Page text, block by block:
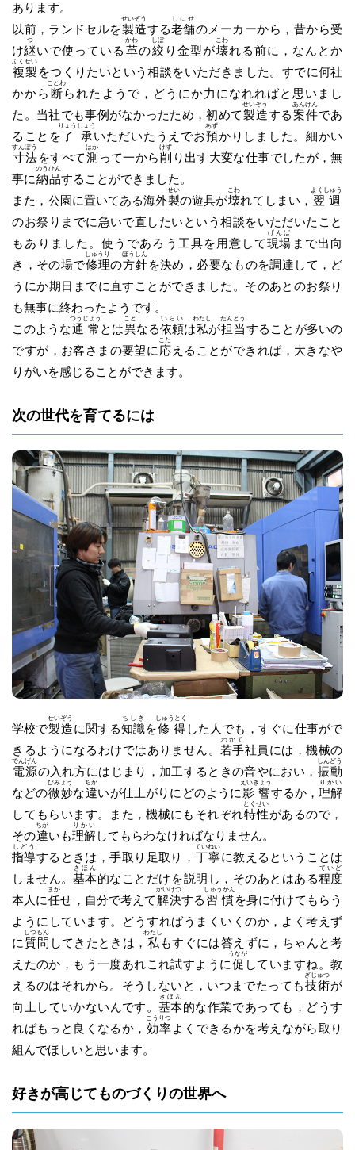
あります。
以前，ランドセルを製造
せいぞう
する老舗
しにせ
のメーカーから，昔から受
け継
つ
いで使っている 革
かわ
の絞
しぼ
り金型が壊
こわ
れる前に，なんとか
複製
ふくせい
をつくりたいという相談をいただきました。すでに何社
かから 断
ことわ
られたようで，どうにか力になれればと思いまし
た。当社でも事例がなかったため，初めて製造
せいぞう
する案件
あんけん
であ
ることを了承
りょうしょう
いただいたうえでお預
あず
かりしました。細かい
寸法
すんぽう
をすべて測
はか
って一から削
けず
り出す大変な仕事でしたが，無
事に納品
のうひん
することができました。
また，公園に置いてある海外製
せい
の遊具が壊
こわ
れてしまい， 翌週
よくしゅう
のお祭りまでに急いで直したいという相談をいただいたこと
もありました。使うであろう工具を用意して現場
げんば
まで出向
き，その場で修理
しゅうり
の方針
ほうしん
を決め，必要なものを調達して，ど
うにか期日までに直すことができました。そのあとのお祭り
も無事に終わったようです。
このような通常
つうじょう
とは異
こと
なる依頼
いらい
は私
わたし
が担当
たんとう
することが多いの
ですが，お客さまの要望に 応
こた
えることができれば，大きなや
りがいを感じることができます。
次の世代を育てるには
学校で製造
せいぞう
に関する知識
ちしき
を修得
しゅうとく
した人でも，すぐに仕事がで
きるようになるわけではありません。 若手
わかて
社員には，機械の
電源
でんげん
の入れ方にはじまり，加工するときの音やにおい， 振動
しんどう
などの微妙
びみょう
な違
ちが
いが仕上がりにどのように影響
えいきょう
するか，理解
りかい
してもらいます。また，機械にもそれぞれ特性
とくせい
があるので，
その違
ちが
いも理解
りかい
してもらわなければなりません。
指導
しどう
するときは，手取り足取り， 丁寧
ていねい
に教えるということは
しません。基本
きほん
的なことだけを説明し，そのあとはある程度
ていど
本人に任
まか
せ，自分で考えて解決
かいけつ
する 習慣
しゅうかん
を身に付けてもらう
ようにしています。どうすればうまくいくのか，よく考えず
に質問
しつもん
してきたときは， 私
わたし
もすぐには答えずに，ちゃんと考
えたのか，もう一度あれこれ試すように促
うなが
していますね。教
えるのはそれから。そうしないと，いつまでたっても技術
ぎじゅつ
が
向上していかないんです。基本
きほん
的な作業であっても，どうす
ればもっと良くなるか， 効率
こうりつ
よくできるかを考えながら取り
組んでほしいと思います。
好きが高じてものづくりの世界へ